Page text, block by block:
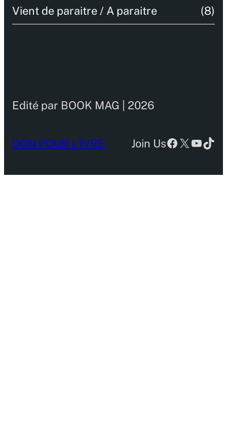
Vient de paraitre / A paraitre (8)
Edité par BOOK MAG | 2026
DON POUR L’IVRE Join UsFacebook
X